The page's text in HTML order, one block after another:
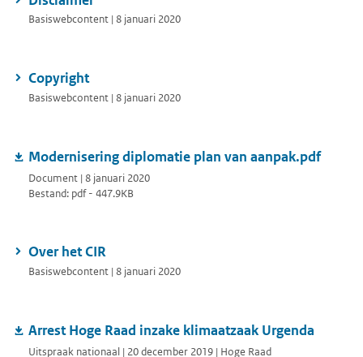
Basiswebcontent | 8 januari 2020
Copyright
Basiswebcontent | 8 januari 2020
Modernisering diplomatie plan van aanpak.pdf
Document | 8 januari 2020
Bestand: pdf - 447.9KB
Over het CIR
Basiswebcontent | 8 januari 2020
Arrest Hoge Raad inzake klimaatzaak Urgenda
Uitspraak nationaal | 20 december 2019 | Hoge Raad